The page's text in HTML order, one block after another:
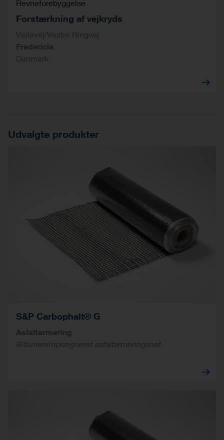
Revneforebyggelse
Forstærkning af vejkryds
Vejlevej/Vestre Ringvej
Fredericia
Danmark
Udvalgte produkter
S&P Carbophalt® G
Asfaltarmering
Bitumenimprægneret asfaltarmeringsnet